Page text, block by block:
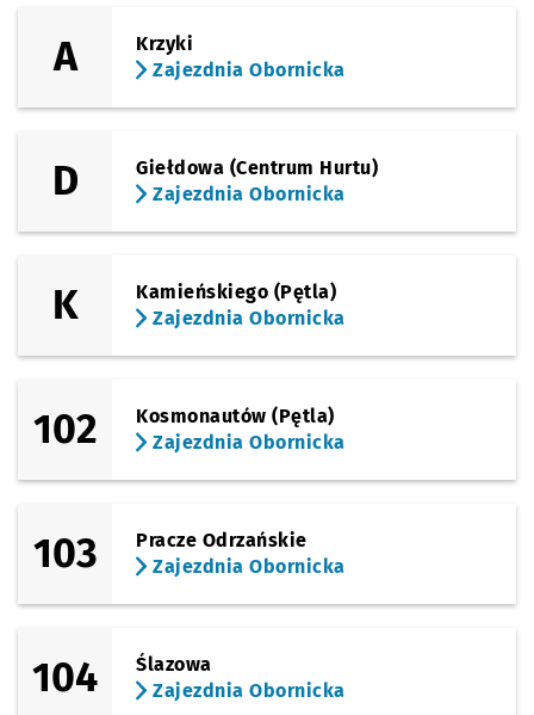
(Broniewskiego)
(Obornicka)
Paprotna Przystanek na życzenie
(Obornicka)
A
Krzyki
Zajezdnia Obornicka
D
Giełdowa (Centrum Hurtu)
Zajezdnia Obornicka
K
Kamieńskiego (Pętla)
Zajezdnia Obornicka
102
Kosmonautów (Pętla)
Zajezdnia Obornicka
103
Pracze Odrzańskie
Zajezdnia Obornicka
104
Ślazowa
Zajezdnia Obornicka